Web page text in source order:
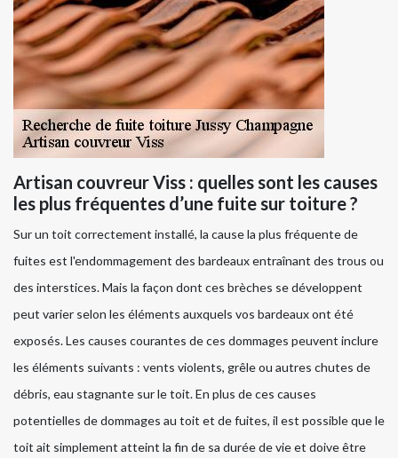
Artisan couvreur Viss : quelles sont les causes
les plus fréquentes d’une fuite sur toiture ?
Sur un toit correctement installé, la cause la plus fréquente de
fuites est l'endommagement des bardeaux entraînant des trous ou
des interstices. Mais la façon dont ces brèches se développent
peut varier selon les éléments auxquels vos bardeaux ont été
exposés. Les causes courantes de ces dommages peuvent inclure
les éléments suivants : vents violents, grêle ou autres chutes de
débris, eau stagnante sur le toit. En plus de ces causes
potentielles de dommages au toit et de fuites, il est possible que le
toit ait simplement atteint la fin de sa durée de vie et doive être